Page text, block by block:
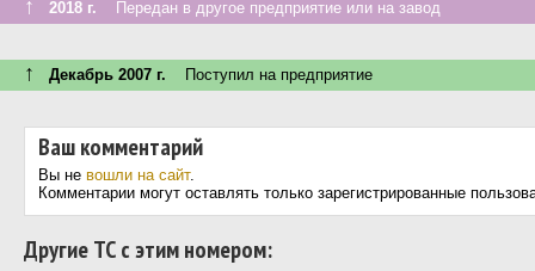
↑ 2018 г. Передан в другое предприятие или на завод
↑ Декабрь 2007 г. Поступил на предприятие
Ваш комментарий
Вы не вошли на сайт.
Комментарии могут оставлять только зарегистрированные
Другие ТС с этим номером: